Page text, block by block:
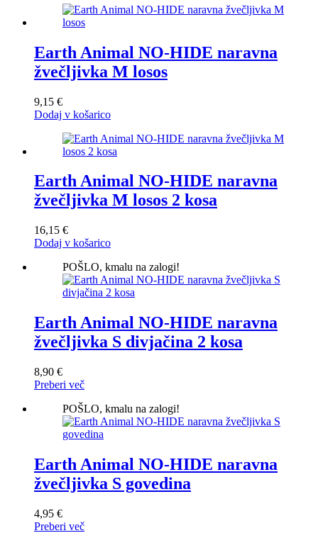
Earth Animal NO-HIDE naravna
žvečljivka M losos
9,15 €
Dodaj v košarico
Earth Animal NO-HIDE naravna
žvečljivka M losos 2 kosa
16,15 €
Dodaj v košarico
POŠLO, kmalu na zalogi!
Earth Animal NO-HIDE naravna
žvečljivka S divjačina 2 kosa
8,90 €
Preberi več
POŠLO, kmalu na zalogi!
Earth Animal NO-HIDE naravna
žvečljivka S govedina
4,95 €
Preberi več